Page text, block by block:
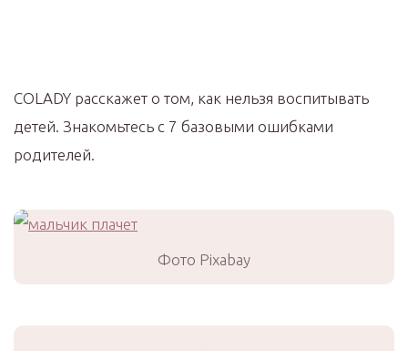
COLADY расскажет о том, как нельзя воспитывать
детей. Знакомьтесь с 7 базовыми ошибками
родителей.
Фото Pixabay